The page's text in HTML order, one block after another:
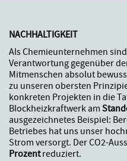
NACHHALTIGKEIT
Als Chemieunternehmen
Verantwortung gegenüber
Mitmenschen absolut
zu unseren obersten
konkreten Projekten in die
Blockheizkraftwerk am
ausgezeichnetes Beispiel:
Betriebes hat uns unser
Strom versorgt. Der CO2-
Prozentreduziert.